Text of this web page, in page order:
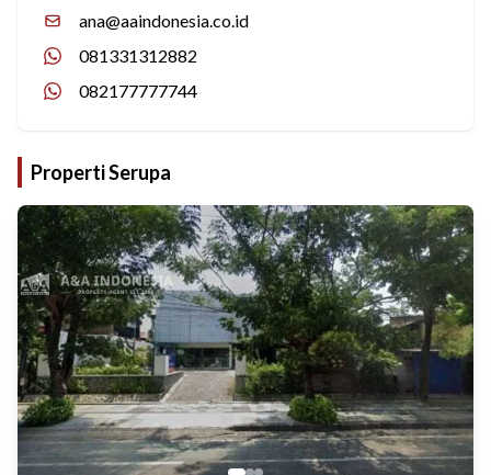
ana@aaindonesia.co.id
081331312882
082177777744
Properti Serupa